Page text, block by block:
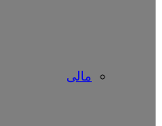
مالی